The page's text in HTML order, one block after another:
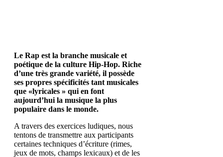
Le Rap est la branche musicale et
poétique de la culture Hip-Hop. Riche
d’une très grande variété, il possède
ses propres spécificités tant musicales
que «lyricales » qui en font
aujourd’hui la musique la plus
populaire dans le monde.
A travers des exercices ludiques, nous
tentons de transmettre aux participants
certaines techniques d’écriture (rimes,
jeux de mots, champs lexicaux) et de les